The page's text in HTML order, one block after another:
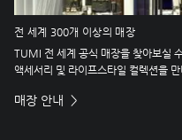
전 세계 300개 이상의 매장
TUMI 전 세계 공식 매장을 찾아보실
액세서리 및 라이프스타일 컬렉션을 만
매장 안내